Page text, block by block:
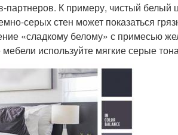
партнеров. К примеру, чистый белый
серых стен может показаться
«сладкому белому» с примесью
используйте мягкие серые